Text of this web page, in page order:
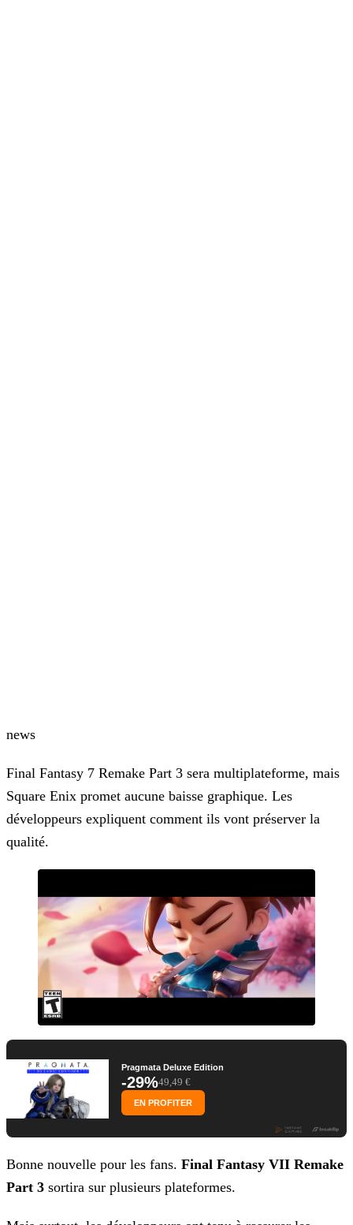
news
Final Fantasy 7 Remake Part 3 sera multiplateforme, mais
Square Enix promet aucune baisse graphique. Les
développeurs expliquent comment ils vont préserver la
qualité.
Pragmata Deluxe Edition
-29%49,49 €
EN PROFITER
Bonne nouvelle pour les fans. Final Fantasy VII Remake
Part 3 sortira sur plusieurs plateformes.